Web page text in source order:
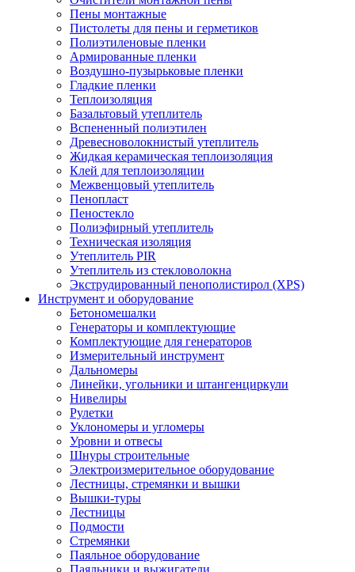
Пены монтажные
Пистолеты для пены и герметиков
Полиэтиленовые пленки
Армированные пленки
Воздушно-пузырьковые пленки
Гладкие пленки
Теплоизоляция
Базальтовый утеплитель
Вспененный полиэтилен
Древесноволокнистый утеплитель
Жидкая керамическая теплоизоляция
Клей для теплоизоляции
Межвенцовый утеплитель
Пенопласт
Пеностекло
Полиэфирный утеплитель
Техническая изоляция
Утеплитель PIR
Утеплитель из стекловолокна
Экструдированный пенополистирол (XPS)
Инструмент и оборудование
Бетономешалки
Генераторы и комплектующие
Комплектующие для генераторов
Измерительный инструмент
Дальномеры
Линейки, угольники и штангенциркули
Нивелиры
Рулетки
Уклономеры и угломеры
Уровни и отвесы
Шнуры строительные
Электроизмерительное оборудование
Лестницы, стремянки и вышки
Вышки-туры
Лестницы
Подмости
Стремянки
Паяльное оборудование
Паяльники и выжигатели